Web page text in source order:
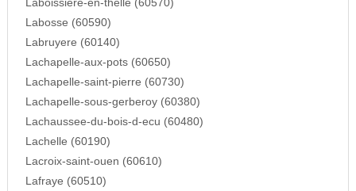
Laboissiere-en-thelle (60570)
Labosse (60590)
Labruyere (60140)
Lachapelle-aux-pots (60650)
Lachapelle-saint-pierre (60730)
Lachapelle-sous-gerberoy (60380)
Lachaussee-du-bois-d-ecu (60480)
Lachelle (60190)
Lacroix-saint-ouen (60610)
Lafraye (60510)